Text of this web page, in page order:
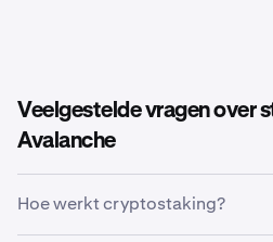
Veelgestelde vragen over
Avalanche
Hoe werkt cryptostaking?